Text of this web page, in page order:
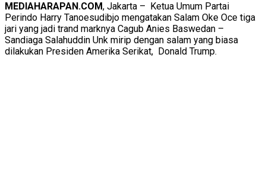
MEDIAHARAPAN.COM, Jakarta – Ketua Umum Partai
Perindo Harry Tanoesudibjo mengatakan Salam Oke Oce tiga
jari yang jadi trand marknya Cagub Anies Baswedan –
Sandiaga Salahuddin Unk mirip dengan salam yang biasa
dilakukan Presiden Amerika Serikat, Donald Trump.